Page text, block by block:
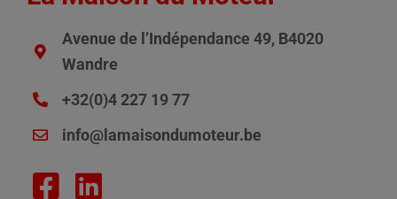
Avenue de l’Indépendance 49, B4020
Wandre
+32(0)4 227 19 77
info@lamaisondumoteur.be